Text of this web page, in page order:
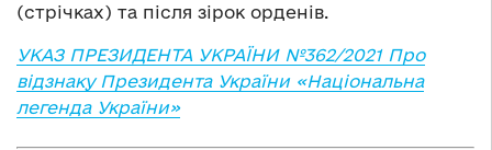
(стрічках) та після зірок орденів.
УКАЗ ПРЕЗИДЕНТА УКРАЇНИ №362/2021 Про
відзнаку Президента України «Національна
легенда України»